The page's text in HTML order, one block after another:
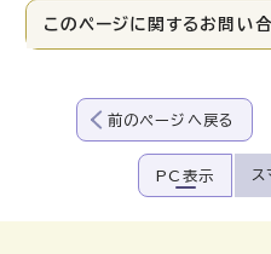
このページに関する お問い
前のページへ戻る
PC表示 ス